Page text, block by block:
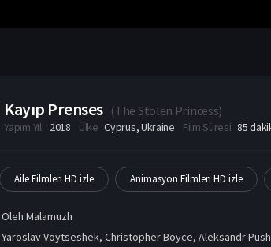
Kayıp Prenses (The Stolen Princess)
Yapım Yılı 2018 Ülke Cyprus,Ukraine Film Süresi 85
Aile Filmleri HD izle Animasyon Filmleri HD izle
Oleh Malamuzh
Yaroslav Voytseshek, Christopher Boyce, Aleksandr